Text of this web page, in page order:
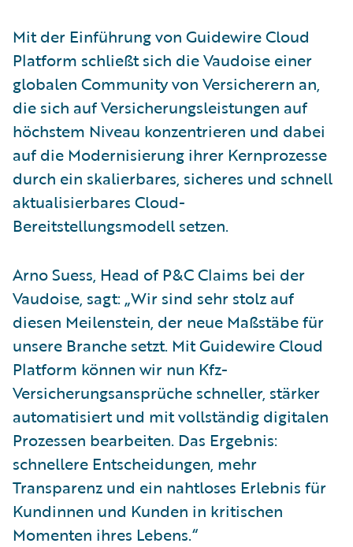
Mit der Einführung von Guidewire Cloud
Platform schließt sich die Vaudoise einer
globalen Community von Versicherern an,
die sich auf Versicherungsleistungen auf
höchstem Niveau konzentrieren und dabei
auf die Modernisierung ihrer Kernprozesse
durch ein skalierbares, sicheres und schnell
aktualisierbares Cloud-
Bereitstellungsmodell setzen.
Arno Suess, Head of P&C Claims bei der
Vaudoise, sagt: „Wir sind sehr stolz auf
diesen Meilenstein, der neue Maßstäbe für
unsere Branche setzt. Mit Guidewire Cloud
Platform können wir nun Kfz-
Versicherungsansprüche schneller, stärker
automatisiert und mit vollständig digitalen
Prozessen bearbeiten. Das Ergebnis:
schnellere Entscheidungen, mehr
Transparenz und ein nahtloses Erlebnis für
Kundinnen und Kunden in kritischen
Momenten ihres Lebens.“